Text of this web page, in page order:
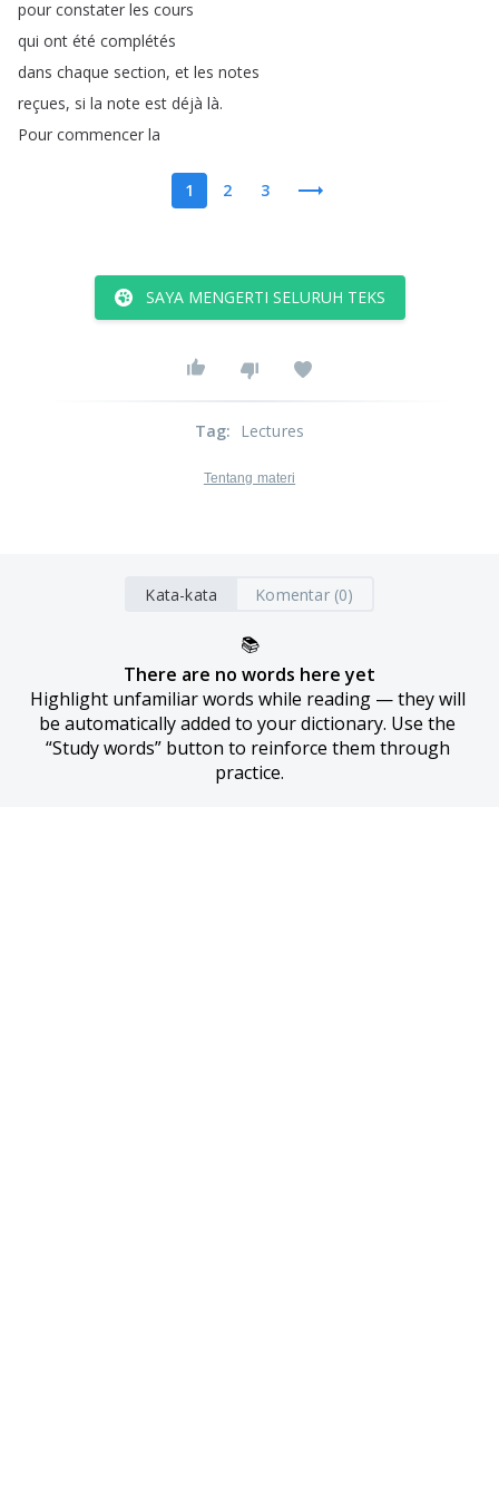
pour constater les cours
qui ont été complétés
dans chaque section, et les notes
reçues, si la note est déjà là.
Pour commencer la
1 2 3
SAYA MENGERTI SELURUH TEKS
Tag: Lectures
Tentang materi
Kata-kata Komentar (0)
📚
There are no words here yet
Highlight unfamiliar words while reading — they will
be automatically added to your dictionary. Use the
“Study words” button to reinforce them through
practice.